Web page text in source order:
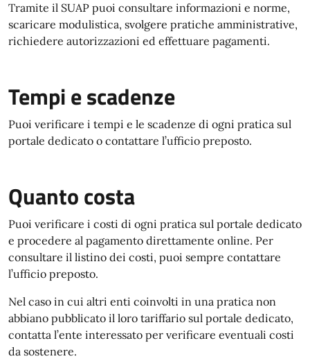
Tramite il SUAP puoi consultare informazioni e norme,
scaricare modulistica, svolgere pratiche amministrative,
richiedere autorizzazioni ed effettuare pagamenti.
Tempi e scadenze
Puoi verificare i tempi e le scadenze di ogni pratica sul
portale dedicato o contattare l’ufficio preposto.
Quanto costa
Puoi verificare i costi di ogni pratica sul portale dedicato
e procedere al pagamento direttamente online. Per
consultare il listino dei costi, puoi sempre contattare
l’ufficio preposto.
Nel caso in cui altri enti coinvolti in una pratica non
abbiano pubblicato il loro tariffario sul portale dedicato,
contatta l’ente interessato per verificare eventuali costi
da sostenere.